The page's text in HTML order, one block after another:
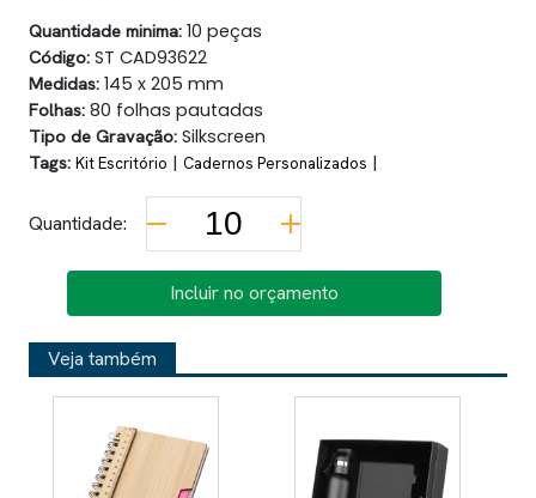
Quantidade minima: 10 peças
Código: ST CAD93622
Medidas: 145 x 205 mm
Folhas: 80 folhas pautadas
Tipo de Gravação: Silkscreen
Tags: Kit Escritório | Cadernos Personalizados |
Quantidade:
Incluir no orçamento
Veja também